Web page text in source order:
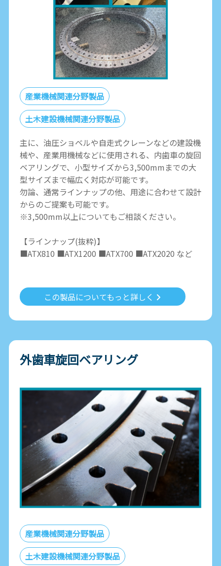
産業機械関連分野製品
土木建設機械関連分野製品
主に、油圧ショベルや自走式クレーンなどの建設機
械や、産業用機械などに使用される、内歯車の旋回
ベアリングで、小型サイズから3,500mmまでの大
型サイズまで幅広く対応が可能です。
勿論、通常ラインナップの他、用途に合わせて設計
からのご提案も可能です。
※3,500mm以上についてもご相談ください。
【ラインナップ(抜粋)】
■ATX810 ■ATX1200 ■ATX700 ■ATX2020 など
この製品についてもっと詳しく
外歯車旋回ベアリング
産業機械関連分野製品
土木建設機械関連分野製品